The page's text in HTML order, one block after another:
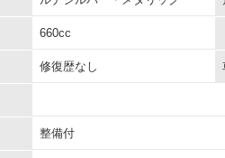
660cc
修復歴なし
整備付